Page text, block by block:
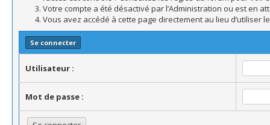
Votre compte a été désactivé par l’Administration ou est en
Vous avez accédé à cette page directement au lieu d’utiliser
Se connecter
Utilisateur :
Mot de passe :